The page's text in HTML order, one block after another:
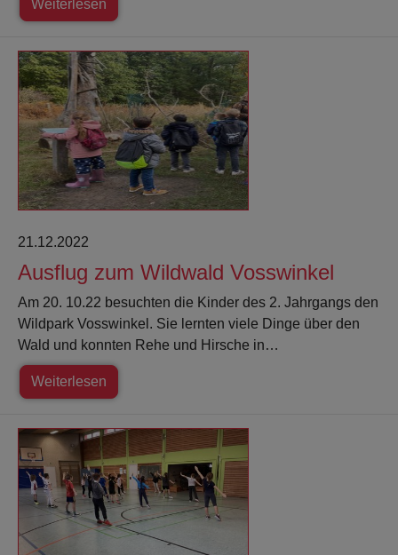
Weiterlesen
21.12.2022
Ausflug zum Wildwald Vosswinkel
Am 20. 10.22 besuchten die Kinder des 2. Jahrgangs den
Wildpark Vosswinkel. Sie lernten viele Dinge über den
Wald und konnten Rehe und Hirsche in…
Weiterlesen